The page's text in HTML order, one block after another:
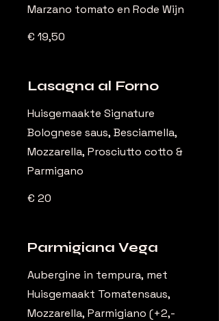
Marzano tomato en Rode Wijn
€ 19,50
Lasagna al Forno
Huisgemaakte Signature
Bolognese saus, Besciamella,
Mozzarella, Prosciutto cotto &
Parmigano
€ 20
Parmigiana Vega
Aubergine in tempura, met
Huisgemaakt Tomatensaus,
Mozzarella, Parmigiano (+2,-